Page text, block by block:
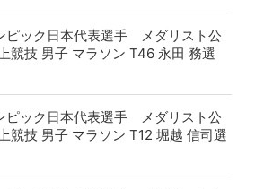
ピック日本代表選手 メダリスト公
競技 男子 マラソン T46 永田 務選
ピック日本代表選手 メダリスト公
競技 男子 マラソン T12 堀越 信司選